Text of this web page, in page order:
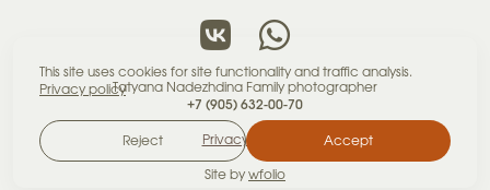
Tatyana Nadezhdina Family photographer
+7 (905) 632-00-70
Privacy policy
Site by wfolio
This site uses cookies for site functionality and traffic analysis.
Privacy policy
Reject Accept